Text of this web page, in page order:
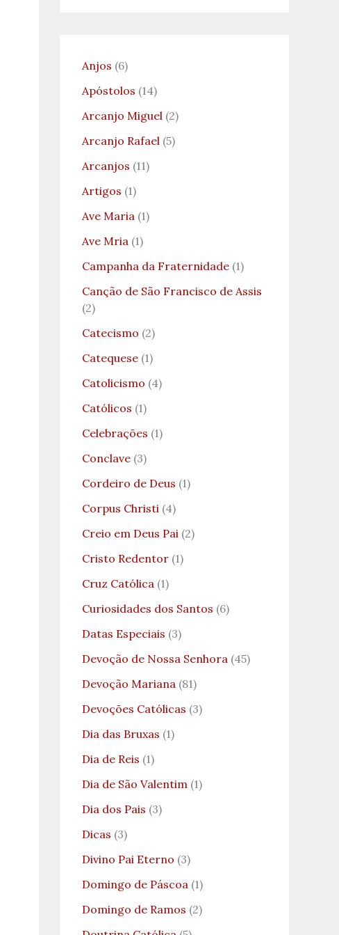
Anjos (6)
Apóstolos (14)
Arcanjo Miguel (2)
Arcanjo Rafael (5)
Arcanjos (11)
Artigos (1)
Ave Maria (1)
Ave Mria (1)
Campanha da Fraternidade (1)
Canção de São Francisco de Assis
(2)
Catecismo (2)
Catequese (1)
Catolicismo (4)
Católicos (1)
Celebrações (1)
Conclave (3)
Cordeiro de Deus (1)
Corpus Christi (4)
Creio em Deus Pai (2)
Cristo Redentor (1)
Cruz Católica (1)
Curiosidades dos Santos (6)
Datas Especiais (3)
Devoção de Nossa Senhora (45)
Devoção Mariana (81)
Devoções Católicas (3)
Dia das Bruxas (1)
Dia de Reis (1)
Dia de São Valentim (1)
Dia dos Pais (3)
Dicas (3)
Divino Pai Eterno (3)
Domingo de Páscoa (1)
Domingo de Ramos (2)